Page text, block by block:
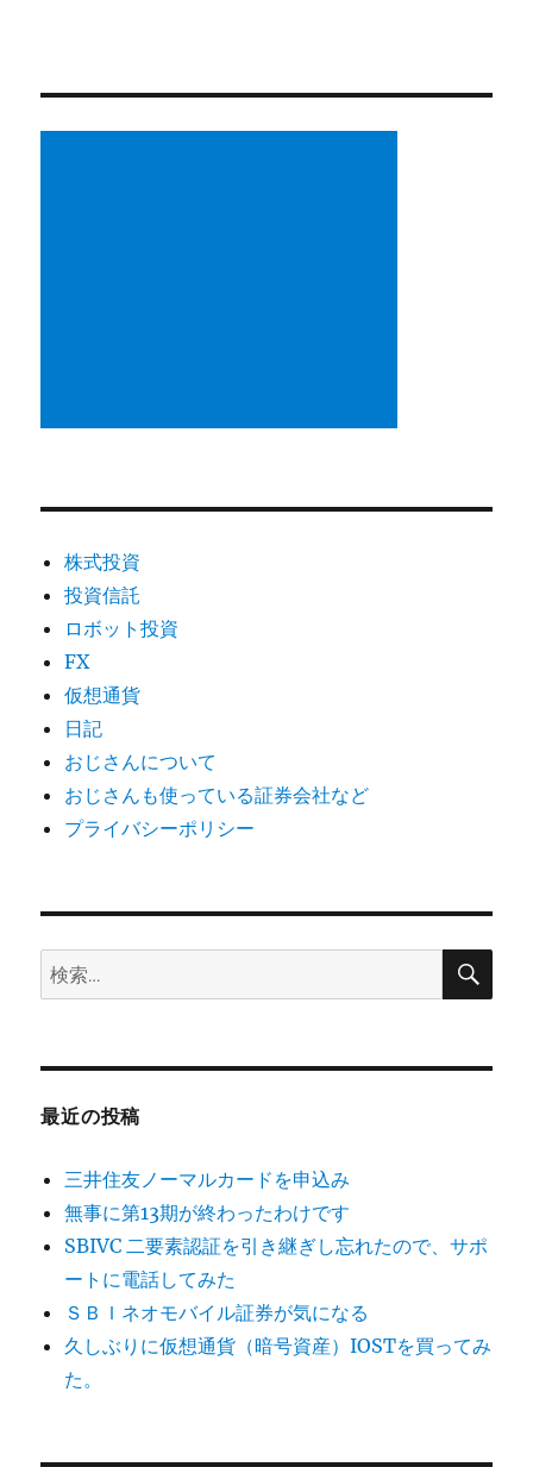
株式投資
投資信託
ロボット投資
FX
仮想通貨
日記
おじさんについて
おじさんも使っている証券会社など
プライバシーポリシー
検
索:
検
最近の投稿
三井住友ノーマルカードを申込み
無事に第13期が終わったわけです
SBIVC 二要素認証を引き継ぎし忘れたので、サポ
ートに電話してみた
ＳＢＩネオモバイル証券が気になる
久しぶりに仮想通貨（暗号資産）IOSTを買ってみ
た。